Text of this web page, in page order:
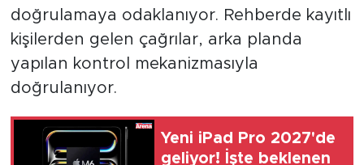
doğrulamaya odaklanıyor. Rehberde kayıtlı
kişilerden gelen çağrılar, arka planda
yapılan kontrol mekanizmasıyla
doğrulanıyor.
Yeni iPad Pro 2027'de
geliyor! İşte beklenen